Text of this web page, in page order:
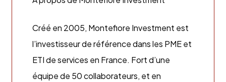
Créé en 2005, Montefiore Investment est
l’investisseur de référence dans les PME et
ETI de services en France. Fort d’une
équipe de 50 collaborateurs, et en